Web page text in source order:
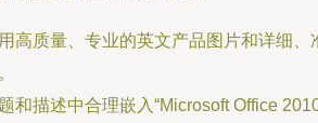
用高质量、专业的英文产品图片和详细、
和描述中合理嵌入“Microsoft Office